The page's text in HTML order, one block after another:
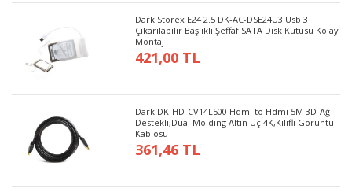
Dark Storex E24 2.5 DK-AC-DSE24U3 Usb 3
Çıkarılabilir Başlıklı Şeffaf SATA Disk Kutusu Kolay
Montaj
421,00 TL
Dark DK-HD-CV14L500 Hdmi to Hdmi 5M 3D-Ağ
Destekli,Dual Molding Altın Uç 4K,Kılıflı Görüntü
Kablosu
361,46 TL